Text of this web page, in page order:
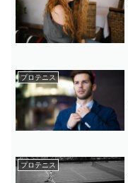
プロテニス
プロテニス